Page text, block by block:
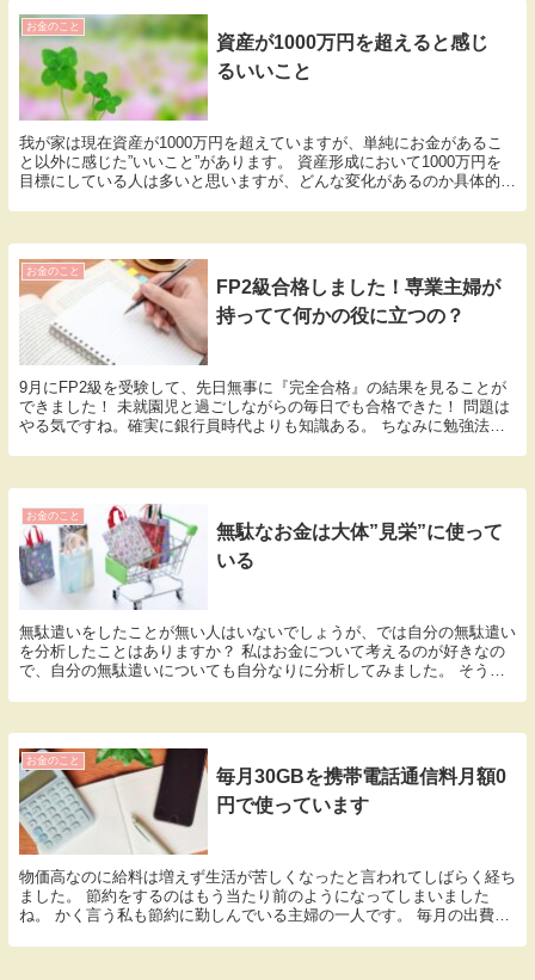
お金のこと
資産が1000万円を超えると感じ
るいいこと
我が家は現在資産が1000万円を超えていますが、単純にお金があるこ
と以外に感じた”いいこと”があります。 資産形成において1000万円を
目標にしている人は多いと思いますが、どんな変化があるのか具体的に
お金のこと
FP2級合格しました！専業主婦が
持ってて何かの役に立つの？
9月にFP2級を受験して、先日無事に『完全合格』の結果を見ることが
できました！ 未就園児と過ごしながらの毎日でも合格できた！ 問題は
やる気ですね。確実に銀行員時代よりも知識ある。 ちなみに勉強法は
お金のこと
無駄なお金は大体”見栄”に使って
いる
無駄遣いをしたことが無い人はいないでしょうが、では自分の無駄遣い
を分析したことはありますか？ 私はお金について考えるのが好きなの
で、自分の無駄遣いについても自分なりに分析してみました。 そうす
お金のこと
毎月30GBを携帯電話通信料月額0
円で使っています
物価高なのに給料は増えず生活が苦しくなったと言われてしばらく経ち
ました。 節約をするのはもう当たり前のようになってしまいました
ね。 かく言う私も節約に勤しんでいる主婦の一人です。 毎月の出費の